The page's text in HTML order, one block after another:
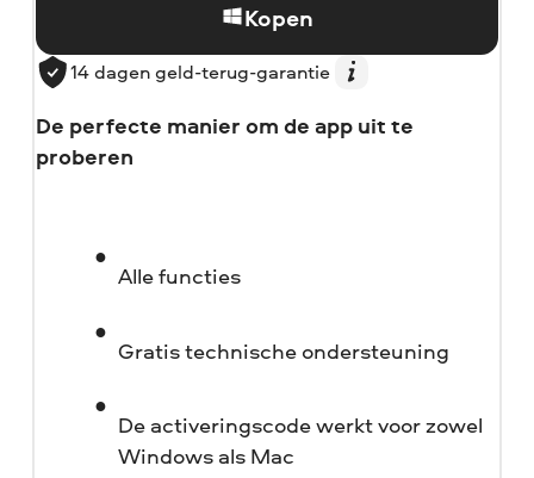
Kopen
14 dagen geld-terug-garantie
De perfecte manier om de app uit te
proberen
Alle functies
Gratis technische ondersteuning
De activeringscode werkt voor zowel
Windows als Mac